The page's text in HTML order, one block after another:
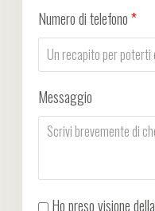
Numero di telefono*
Messaggio
Ho preso visione della